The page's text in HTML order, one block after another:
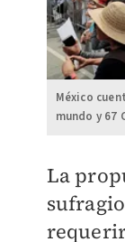
México
mundo y 67
La